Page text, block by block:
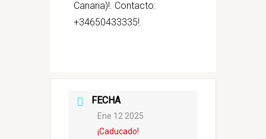
Canaria)!. Contacto:
+34650433335!.
FECHA
Ene 12 2025
¡Caducado!